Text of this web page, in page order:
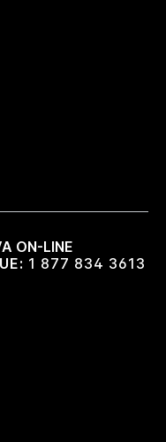
ON-LINE
1 877 834 3613